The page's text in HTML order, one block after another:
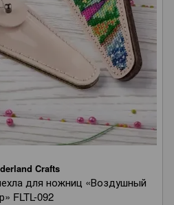
Crafts
для ножниц «Воздушный
FLTL-092